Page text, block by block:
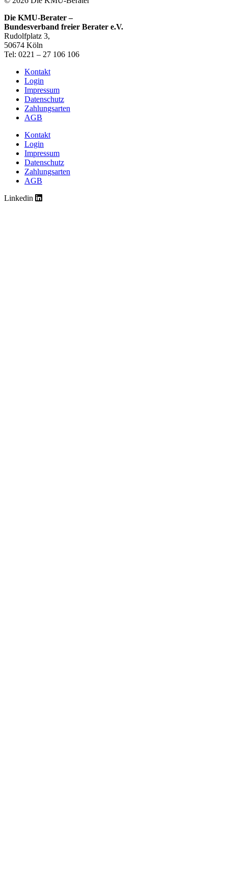
Die KMU-Berater –
Bundesverband freier Berater e.V.
Rudolfplatz 3,
50674 Köln
Tel: 0221 – 27 106 106
Kontakt
Login
Impressum
Datenschutz
Zahlungsarten
AGB
Kontakt
Login
Impressum
Datenschutz
Zahlungsarten
AGB
Linkedin